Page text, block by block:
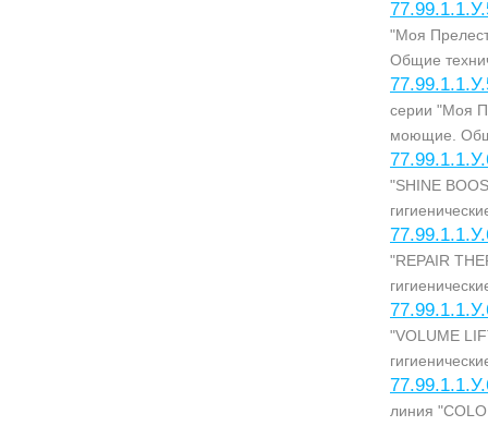
"Моя
Общие
серии "Моя
моющие.
"SHINE
"REPAIR
"VOLUME
линия